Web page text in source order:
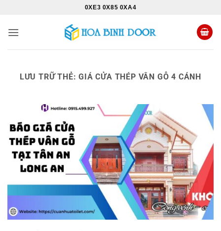
nội
0XE3 0X85 0XA4
LƯU TRỮ THẺ:GIÁ CỬA THÉP VÂN GỖ 4 CÁNH